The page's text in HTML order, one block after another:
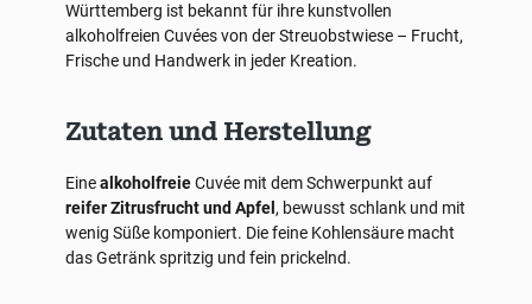
Württemberg ist bekannt für ihre kunstvollen
alkoholfreien Cuvées von der Streuobstwiese – Frucht,
Frische und Handwerk in jeder Kreation.
Zutaten und Herstellung
EinealkoholfreieCuvée mit dem Schwerpunkt auf
reifer Zitrusfrucht und Apfel , bewusst schlank und mit
wenig Süße komponiert. Die feine Kohlensäure macht
das Getränk spritzig und fein prickelnd.